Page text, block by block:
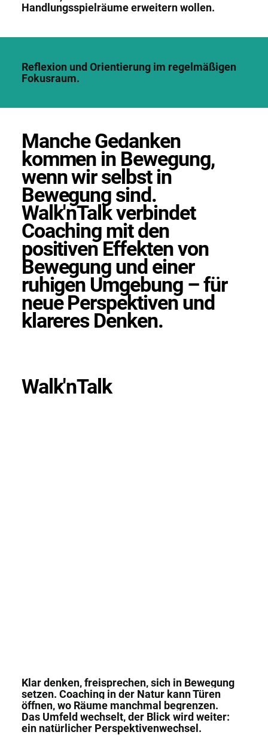
Klar denken, freisprechen, sich in Bewegung
setzen. Coaching in der Natur kann Türen
öffnen, wo Räume manchmal begrenzen.
Das Umfeld wechselt, der Blick wird weiter:
ein natürlicher Perspektivenwechsel.
Walk'nTalk
Handlungsspielräume erweitern wollen.
Reflexion und Orientierung im regelmäßigen
Fokusraum.
Manche Gedanken
kommen in Bewegung,
wenn wir selbst in
Bewegung sind.
Walk'nTalk verbindet
Coaching mit den
positiven Effekten von
Bewegung und einer
ruhigen Umgebung – für
neue Perspektiven und
klareres Denken.